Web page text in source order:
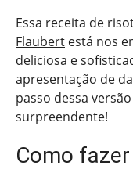
Essa receita de
Flaubert está nos
deliciosa e
apresentação de
passo dessa
surpreendente!
Como